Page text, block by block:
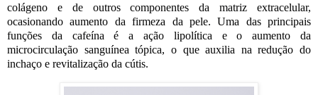
colágeno e de outros componentes da matriz extracelular,
ocasionando aumento da firmeza da pele. Uma das principais
funções da cafeína é a ação lipolítica e o aumento da
microcirculação sanguínea tópica, o que auxilia na redução do
inchaço e revitalização da cútis.